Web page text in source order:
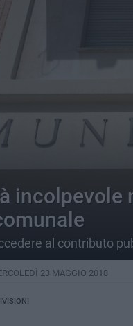
incolpevole
al contributo
23 MAGGIO 2018